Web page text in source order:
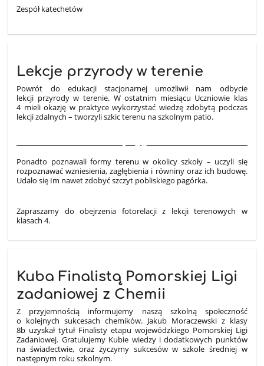
Zespół katechetów
Lekcje przyrody w terenie
Powrót do edukacji stacjonarnej umożliwił nam odbycie
lekcji przyrody w terenie. W ostatnim miesiącu Uczniowie klas
4 mieli okazję w praktyce wykorzystać wiedzę zdobytą podczas
lekcji zdalnych – tworzyli szkic terenu na szkolnym patio.
23
Ponadto poznawali formy terenu w okolicy szkoły – uczyli się
rozpoznawać wzniesienia, zagłębienia i równiny oraz ich budowę.
Udało się Im nawet zdobyć szczyt pobliskiego pagórka.
Zapraszamy do obejrzenia fotorelacji z lekcji terenowych w
klasach 4.
Kuba Finalistą Pomorskiej Ligi
zadaniowej z Chemii
Z przyjemnością informujemy naszą szkolną społeczność
o kolejnych sukcesach chemików. Jakub Moraczewski z klasy
8b uzyskał tytuł Finalisty etapu wojewódzkiego Pomorskiej Ligi
Zadaniowej. Gratulujemy Kubie wiedzy i dodatkowych punktów
na świadectwie, oraz życzymy sukcesów w szkole średniej w
następnym roku szkolnym.